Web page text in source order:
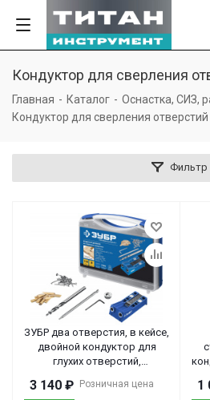
Кондуктор для сверления
Главная - Каталог - Оснастка, СИЗ,
Кондуктор для сверления отверстий
Фильтр
ЗУБР два отверстия, в кейсе,
двойной кондуктор для
глухих отверстий,
Розничная цена
3 140 ₽ 1